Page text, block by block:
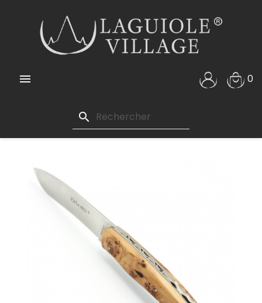
 0
search